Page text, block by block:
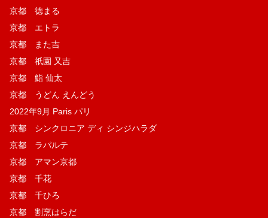
京都 徳まる
京都 エトラ
京都 また吉
京都 祇園 又吉
京都 鮨 仙太
京都 うどん えんどう
2022年9月 Paris パリ
京都 シンクロニア ディ シンジハラダ
京都 ラパルテ
京都 アマン京都
京都 千花
京都 千ひろ
京都 割烹はらだ